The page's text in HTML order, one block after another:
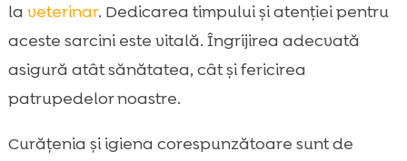
la veterinar. Dedicarea timpului și atenției pentru
aceste sarcini este vitală. Îngrijirea adecvată
asigură atât sănătatea, cât și fericirea
patrupedelor noastre.
Curățenia și igiena corespunzătoare sunt de